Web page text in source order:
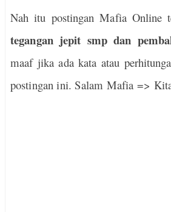
Nah itu postingan Mafia Online
tegangan jepit smp dan
maaf jika ada kata atau
postingan ini. Salam Mafia =>